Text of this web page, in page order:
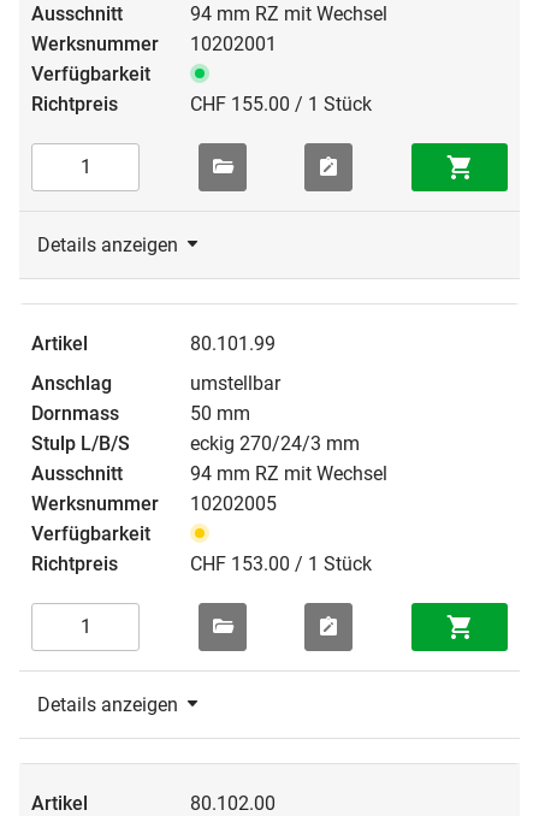
94 mm RZ mit Wechsel
10202001
CHF 155.00 / 1 Stück
Details anzeigen
80.101.99
umstellbar
50 mm
eckig 270/24/3 mm
94 mm RZ mit Wechsel
10202005
CHF 153.00 / 1 Stück
Details anzeigen
80.102.00